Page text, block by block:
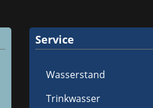
Service
Wasserstand
Trinkwasser